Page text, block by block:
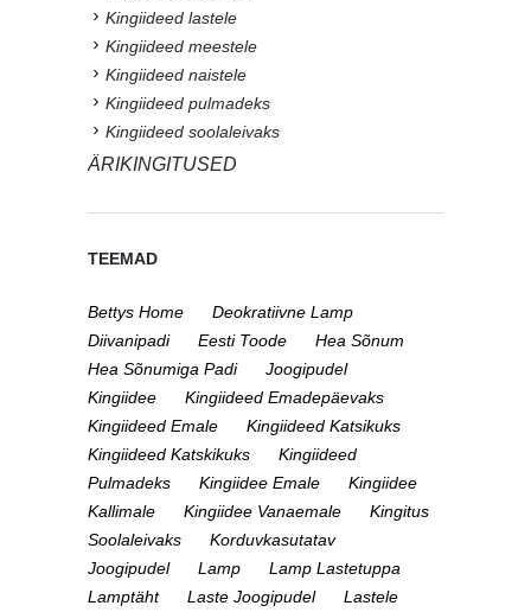
Kingiideed lastele
Kingiideed meestele
Kingiideed naistele
Kingiideed pulmadeks
Kingiideed soolaleivaks
ÄRIKINGITUSED
TEEMAD
Bettys Home
Deokratiivne Lamp
Diivanipadi
Eesti Toode
Hea Sõnum
Hea Sõnumiga Padi
Joogipudel
Kingiidee
Kingiideed Emadepäevaks
Kingiideed Emale
Kingiideed Katsikuks
Kingiideed Katskikuks
Kingiideed
Pulmadeks
Kingiidee Emale
Kingiidee
Kallimale
Kingiidee Vanaemale
Kingitus
Soolaleivaks
Korduvkasutatav
Joogipudel
Lamp
Lamp Lastetuppa
Lamptäht
Laste Joogipudel
Lastele